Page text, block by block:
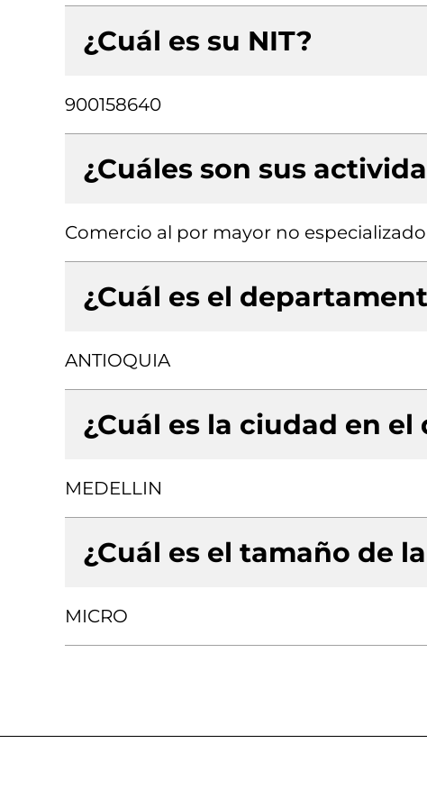
¿Cuál es su NIT?
900158640
¿Cuáles son sus
Comercio al por mayor no especializado
¿Cuál es el
ANTIOQUIA
¿Cuál es la ciudad en el
MEDELLIN
¿Cuál es el tamaño de
MICRO